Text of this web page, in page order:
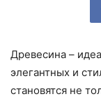
Древесина –
элегантных и
становятся не